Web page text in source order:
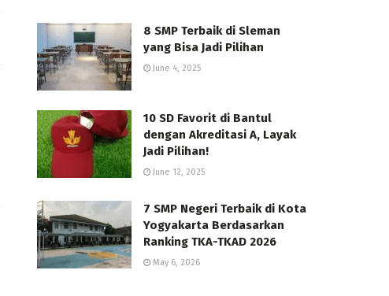
8 SMP Terbaik di Sleman
yang Bisa Jadi Pilihan
June 4, 2025
10 SD Favorit di Bantul
dengan Akreditasi A, Layak
Jadi Pilihan!
June 12, 2025
7 SMP Negeri Terbaik di Kota
Yogyakarta Berdasarkan
Ranking TKA-TKAD 2026
May 6, 2026